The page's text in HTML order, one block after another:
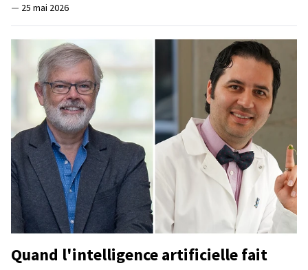
— 25 mai 2026
Quand l'intelligence artificielle fait